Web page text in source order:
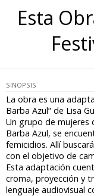
Esta
SINOPSIS
La obra es una
Barba Azul” de Lisa
Un grupo de mujeres
Barba Azul, se
femicidios. Allí
con el objetivo de
Esta adaptación
croma, proyección y
lenguaje audiovisual